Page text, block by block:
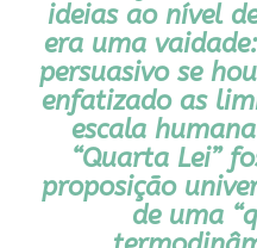
ideias ao nível
era uma
persuasivo se
enfatizado as
escala
“Quarta Lei”
proposição
de uma